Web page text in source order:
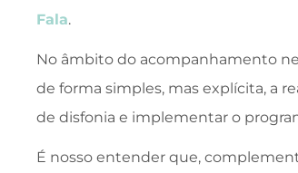
Fala.
No âmbito do acompanhamento
de forma simples, mas explícita, a
de disfonia e implementar o
É nosso entender que,